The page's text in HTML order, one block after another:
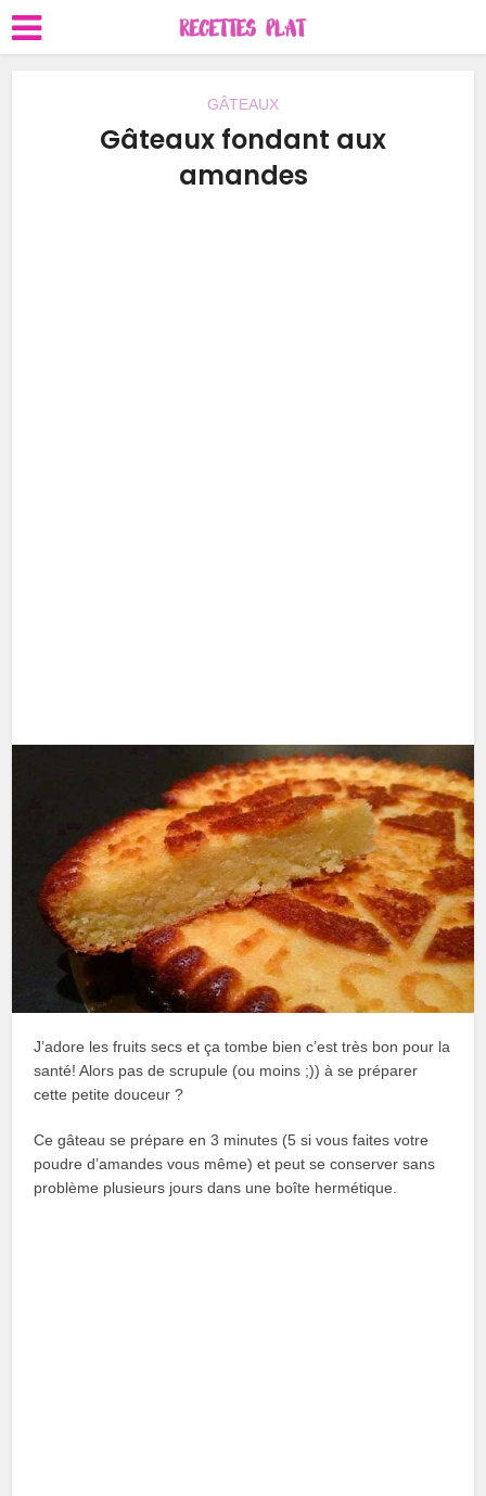
GÂTEAUX
Gâteaux fondant aux
amandes
J’adore les fruits secs et ça tombe bien c’est très bon pour la
santé! Alors pas de scrupule (ou moins ;)) à se préparer
cette petite douceur ?
Ce gâteau se prépare en 3 minutes (5 si vous faites votre
poudre d’amandes vous même) et peut se conserver sans
problème plusieurs jours dans une boîte hermétique.